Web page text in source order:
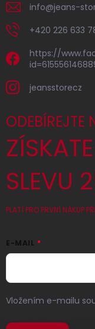
info@jeans-
+420 226 633
https://
jeansstorecz
ODEBÍREJTE
SLEVU
PLATÍ PRO PRVNÍ NÁKUP
E-MAIL
Vložením e-mailu